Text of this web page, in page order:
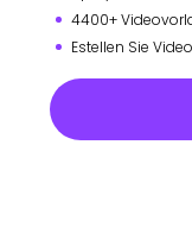
4400+
Estellen Sie